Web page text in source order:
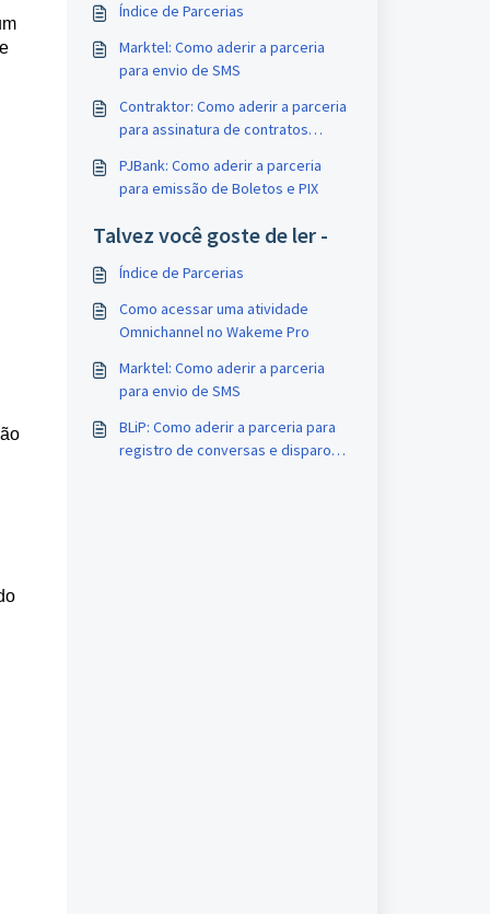
Índice de Parcerias
Marktel: Como aderir a parceria
para envio de SMS
Contraktor: Como aderir a parceria
para assinatura de contratos
PJBank: Como aderir a parceria
para emissão de Boletos e PIX
Talvez você goste de ler -
Índice de Parcerias
Como acessar uma atividade
Omnichannel no Wakeme Pro
Marktel: Como aderir a parceria
para envio de SMS
BLiP: Como aderir a parceria para
registro de conversas e disparo